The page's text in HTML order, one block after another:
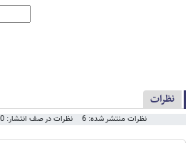
نظرات
نظرات منتشر شده: 6 نظرات در صف انتشار: 0